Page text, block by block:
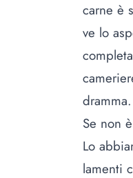
carne è
ve lo
dramma.
Se non
Lo
lamenti